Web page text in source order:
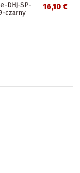
DHJ-SP-
czarny
16,10 €